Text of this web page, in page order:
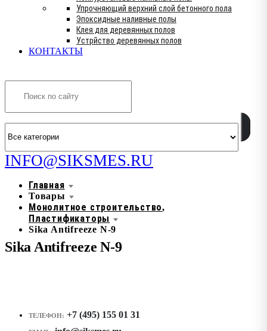
Упрочняющий верхний слой бетонного пола
Эпоксидные наливные полы
Клея для деревянных полов
Устрйство деревянных полов
КОНТАКТЫ
INFO@SIKSMES.RU
Главная
Товары
Монолитное строительство,
Пластификаторы
Sika Antifreeze N-9
Sika Antifreeze N-9
ТЕЛЕФОН: +7 (495) 155 01 31